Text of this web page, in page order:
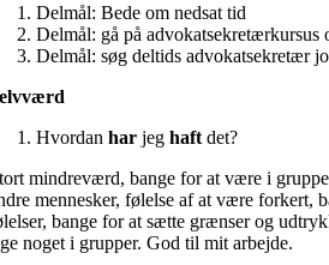
Delmål: Bede om nedsat tid
Delmål: gå på advokatsekretærkursus
Delmål: søg deltids advokatsekretær
Hvordan har jeg haft det?
mindreværd, bange for at være i
mennesker, følelse af at være forkert,
bange for at sætte grænser og
noget i grupper. God til mit arbejde.